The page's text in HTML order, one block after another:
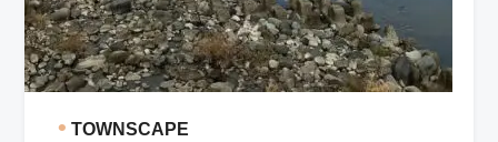
• TOWNSCAPE